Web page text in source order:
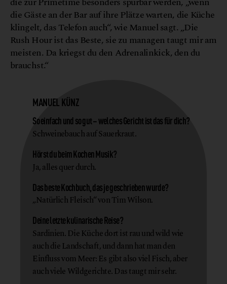
die Gäste an der Bar auf ihre Plätze warten, die Küche
klingelt, das Telefon auch“, wie Manuel sagt. „Die
Rush Hour ist das Beste, sie zu managen taugt mir am
meisten. Da kriegst du den Adrenalinkick, den du
brauchst.“
MANUEL KÜNZ
So einfach und so gut – welches Gericht ist das für dich?
Schweinebauch auf Sauerkraut.
Hörst du beim Kochen Musik?
Ja, alles quer durch.
Das beste Kochbuch, das je geschrieben wurde?
„Natürlich Fleisch“ von Tim Wilson.
Deine letzte kulinarische Reise?
Sardinien. Die Küche dort ist rau und wild wie
auch die Landschaft, und dann hat man den
Einfluss vom Meer: Es gibt also viel Fisch, aber
auch viele Wildgerichte. Das taugt mir sehr.